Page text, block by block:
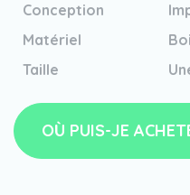
Conception
Matériel
Taille
OÙ PUIS-JE